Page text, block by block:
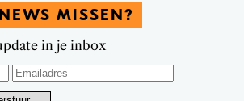
MISSEN?
in je inbox